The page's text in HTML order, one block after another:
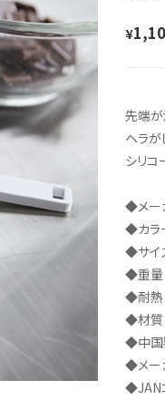
¥
先端が
ヘラが
シリコ
◆メー
◆カラ
◆サイ
◆重量
◆耐熱
◆材質
◆中国
◆メー
◆JAN